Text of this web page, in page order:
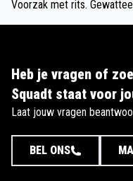
Voorzak met rits.
Heb je vragen of
Squadt staat voor
Laat jouw vragen
BEL ONS